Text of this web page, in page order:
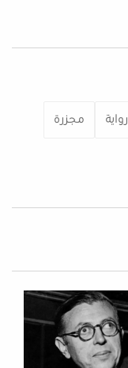
رواية مجزرة